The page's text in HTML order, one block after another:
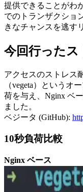
提供できることがわ
でのトランザクショ
きなチャンスを逃す
今回行ったス
アクセスのストレス
（vegeta）というオ
荷を与え、Nginx ベ
ました。
ベジータ (GitHub):
10秒負荷比較
Nginx ベース